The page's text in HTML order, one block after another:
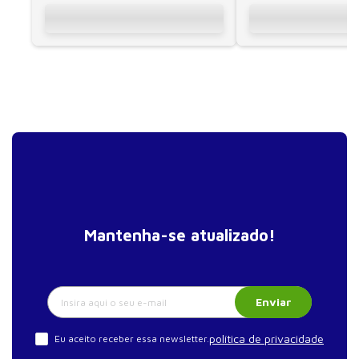
Sangue
Doenças do sistema cardiovascular
Sistema linfático
Doenças do sistema linfático
Sistema imune
Mantenha-se atualizado!
Enviar
Eu aceito receber essa newsletter.política de privacidade